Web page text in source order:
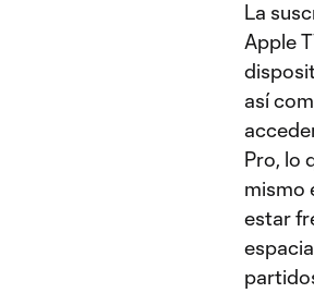
La
Apple
así
Pro, lo
mismo
estar